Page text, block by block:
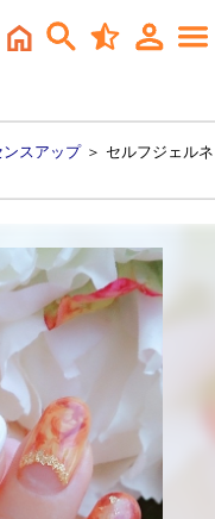
ンスアップ＞ セルフジェルネ